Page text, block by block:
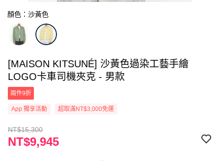
顏色：沙黃色
[MAISON KITSUNÉ] 沙黃色過染工藝手繪
LOGO卡車司機夾克 - 男款
兩件9折
App 獨享活動 超取滿NT$3,000免運
NT$15,300
NT$9,945